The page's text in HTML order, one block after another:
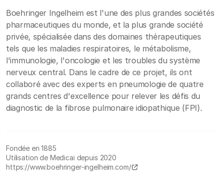
Boehringer Ingelheim est l'une des plus grandes sociétés
pharmaceutiques du monde, et la plus grande société
privée, spécialisée dans des domaines thérapeutiques
tels que les maladies respiratoires, le métabolisme,
l'immunologie, l'oncologie et les troubles du système
nerveux central. Dans le cadre de ce projet, ils ont
collaboré avec des experts en pneumologie de quatre
grands centres d'excellence pour relever les défis du
diagnostic de la fibrose pulmonaire idiopathique (FPI).
Fondée en 1885
Utilisation de Medicai depuis 2020
https://www.boehringer-ingelheim.com/